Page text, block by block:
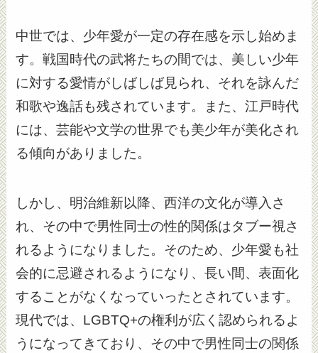
中世では、少年愛が一定の存在感を示し始めま
す。戦国時代の武将たちの間では、美しい少年
に対する愛情がしばしば見られ、それを詠んだ
和歌や逸話も残されています。また、江戸時代
には、芸能や文学の世界でも美少年が美化され
る傾向がありました。
しかし、明治維新以降、西洋の文化が導入さ
れ、その中で男性同士の性的関係はタブー視さ
れるようになりました。そのため、少年愛も社
会的に忌避されるようになり、長い間、表面化
することがなくなっていったとされています。
現代では、LGBTQ+の権利が広く認められるよ
うになってきており、その中で男性同士の関係